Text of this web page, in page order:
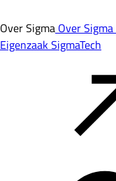
Over Sigma Over Sigma
EigenzaakSigmaTech